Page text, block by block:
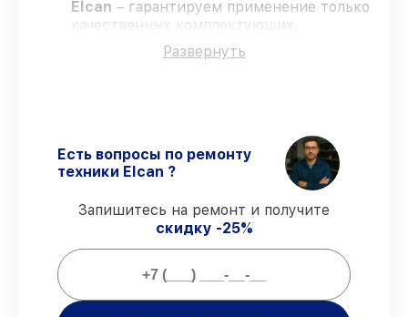
Elcan – гарантируем применение только
качественных комплектующих.
Сертифицированные инженеры
проходят строгий отбор, что
ремонт оптического прицела Elcan
SpecterDR 1.5x/6x DFOV156-C1 в
оговоренные сроки.
Гарантийное сопровождение– все все
виды ремонта защищены гарантийной
поддержкой до 3 лет.
Мы гарантируем:
Развернуть
Есть вопросы по ремонту
техники Elcan ?
Запишитесь на ремонт и получите
скидку -25%